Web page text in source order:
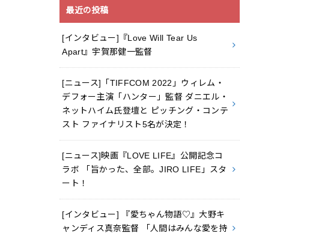
最近の投稿
[インタビュー]『Love Will Tear Us
Apart』宇賀那健一監督
[ニュース]「TIFFCOM 2022」ウィレム・
デフォー主演「ハンター」監督 ダニエル・
ネットハイム氏登壇と ピッチング・コンテ
スト ファイナリスト5名が決定！
[ニュース]映画『LOVE LIFE』公開記念コ
ラボ 「旨かった、全部。JIRO LIFE」スタ
ート！
[インタビュー] 『愛ちゃん物語♡』大野キ
ャンディス真奈監督 「人間はみんな愛を持